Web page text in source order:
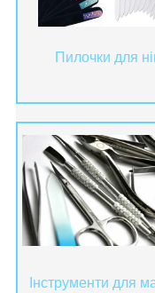
Пилочки для
Інструменти для